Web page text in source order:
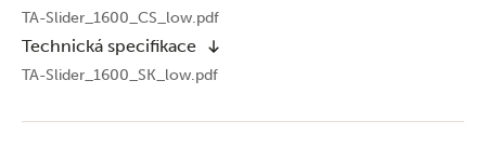
TA-Slider_1600_CS_low.pdf
Technická specifikace
TA-Slider_1600_SK_low.pdf